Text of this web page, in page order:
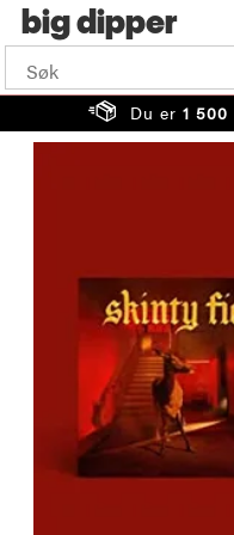
big
Du er 1 500